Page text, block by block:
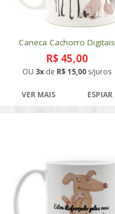
Caneca Cachorro Digitais
R$ 45,00
OU 3x de R$ 15,00 s/juros
VER MAIS ESPIAR